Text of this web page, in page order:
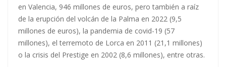
en Valencia, 946 millones de euros, pero también a raíz
de la erupción del volcán de la Palma en 2022 (9,5
millones de euros), la pandemia de covid-19 (57
millones), el terremoto de Lorca en 2011 (21,1 millones)
o la crisis del Prestige en 2002 (8,6 millones), entre otras.